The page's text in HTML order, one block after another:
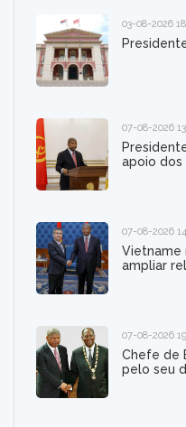
03-08-2026
07-08-2026
apoio dos
07-08-2026
Vietname
ampliar
07-08-2026
Chefe de
pelo seu